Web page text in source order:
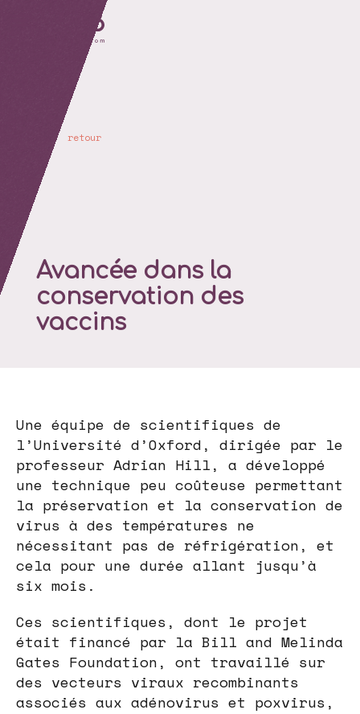
retour
Avancée dans la
conservation des
vaccins
Une équipe de scientifiques de
l’Université d’Oxford, dirigée par le
professeur Adrian Hill, a développé
une technique peu coûteuse permettant
la préservation et la conservation de
virus à des températures ne
nécessitant pas de réfrigération, et
cela pour une durée allant jusqu’à
six mois.
Ces scientifiques, dont le projet
était financé par la Bill and Melinda
Gates Foundation, ont travaillé sur
des vecteurs viraux recombinants
associés aux adénovirus et poxvirus,